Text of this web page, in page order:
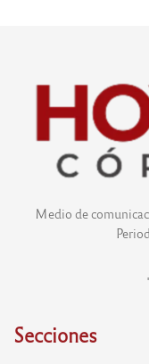
Medio de
Secciones